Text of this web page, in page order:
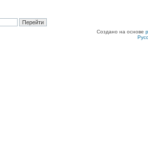
Создано на основе